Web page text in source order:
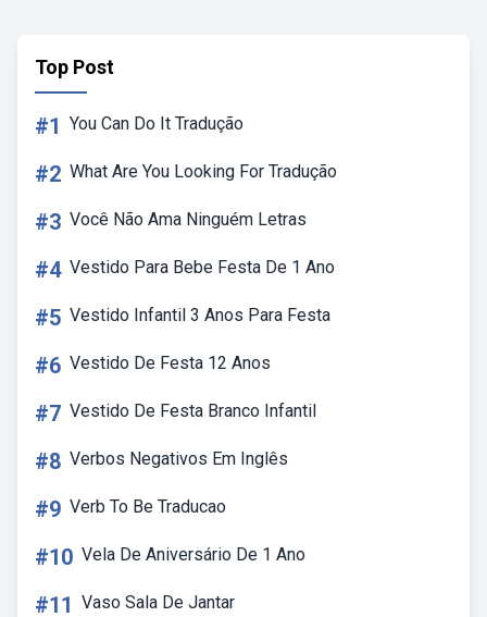
Top Post
#1 You Can Do It Tradução
#2 What Are You Looking For Tradução
#3 Você Não Ama Ninguém Letras
#4 Vestido Para Bebe Festa De 1 Ano
#5 Vestido Infantil 3 Anos Para Festa
#6 Vestido De Festa 12 Anos
#7 Vestido De Festa Branco Infantil
#8 Verbos Negativos Em Inglês
#9 Verb To Be Traducao
#10 Vela De Aniversário De 1 Ano
#11 Vaso Sala De Jantar